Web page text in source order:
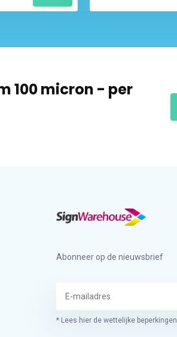
100 micron - per
Abonneer op de nieuwsbrief
* Lees hier de wettelijke beperkingen